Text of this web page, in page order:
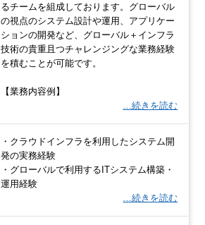
るチームを組成しております。グローバル
の視点のシステム設計や運用、アプリケー
ションの開発など、グローバル＋インフラ
技術の貴重且つチャレンジングな業務経験
を積むことが可能です。
【業務内容例】
…続きを読む
・クラウドインフラを利用したシステム開
発の実務経験
・グローバルで利用するITシステム構築・
運用経験
…続きを読む